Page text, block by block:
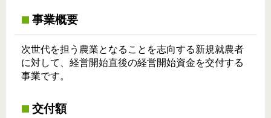
事業概要
次世代を担う農業となることを志向する新規就農者
に対して、経営開始直後の経営開始資金を交付する
事業です。
交付額